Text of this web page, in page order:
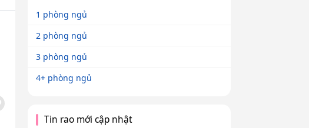
1 phòng ngủ
2 phòng ngủ
3 phòng ngủ
4+ phòng ngủ
Tin rao mới cập nhật